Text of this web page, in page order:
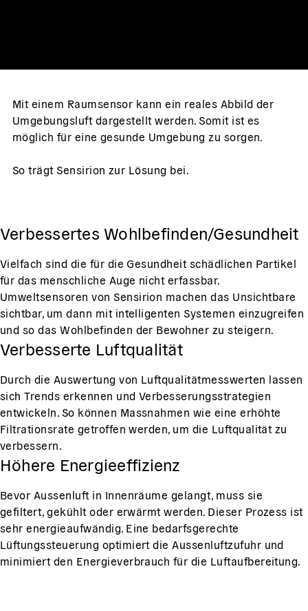
Mit einem Raumsensor kann ein reales Abbild der
Umgebungsluft dargestellt werden. Somit ist es
möglich für eine gesunde Umgebung zu sorgen.
So trägt Sensirion zur Lösung bei.
Verbessertes Wohlbefinden/Gesundheit
Vielfach sind die für die Gesundheit schädlichen Partikel
für das menschliche Auge nicht erfassbar.
Umweltsensoren von Sensirion machen das Unsichtbare
sichtbar, um dann mit intelligenten Systemen einzugreifen
und so das Wohlbefinden der Bewohner zu steigern.
Verbesserte Luftqualität
Durch die Auswertung von Luftqualitätmesswerten lassen
sich Trends erkennen und Verbesserungsstrategien
entwickeln. So können Massnahmen wie eine erhöhte
Filtrationsrate getroffen werden, um die Luftqualität zu
verbessern.
Höhere Energieeffizienz
Bevor Aussenluft in Innenräume gelangt, muss sie
gefiltert, gekühlt oder erwärmt werden. Dieser Prozess ist
sehr energieaufwändig. Eine bedarfsgerechte
Lüftungssteuerung optimiert die Aussenluftzufuhr und
minimiert den Energieverbrauch für die Luftaufbereitung.